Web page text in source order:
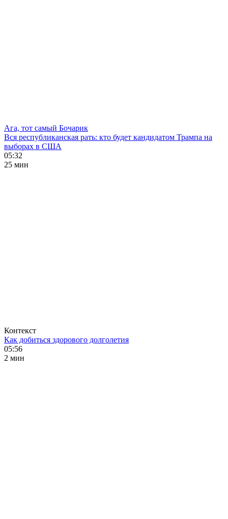
Ага, тот самый Бочарик
Вся республиканская рать: кто будет кандидатом Трампа на
выборах в США
05:32
25 мин
Контекст
Как добиться здорового долголетия
05:56
2 мин